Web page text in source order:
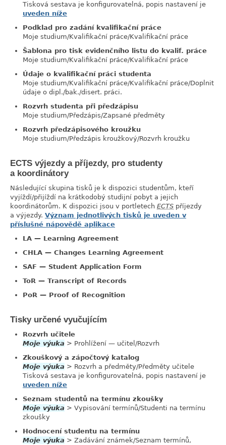
Tisková sestava je konfigurovatelná, popis nastavení je
uveden níže
Podklad pro zadání kvalifikační práce
Moje studium/Kvalifikační práce/Kvalifikační práce
Šablona pro tisk evidenčního listu do kvalif. práce
Moje studium/Kvalifikační práce/Kvalifikační práce
Údaje o kvalifikační práci studenta
Moje studium/Kvalifikační práce/Kvalifikační práce/Doplnit
údaje o dipl./bak./disert. práci.
Rozvrh studenta při předzápisu
Moje studium/Předzápis/Zapsané předměty
Rozvrh předzápisového kroužku
Moje studium/Předzápis kroužkový/Rozvrh kroužku
ECTS výjezdy a příjezdy, pro studenty
a koordinátory
Následující skupina tisků je k dispozici studentům, kteří
vyjíždí/přijíždí na krátkodobý studijní pobyt a jejich
koordinátorům. K dispozici jsou v portletech ECTS příjezdy
a výjezdy. Význam jednotlivých tisků je uveden v
příslušné nápovědě aplikace
LA — Learning Agreement
CHLA — Changes Learning Agreement
SAF — Student Application Form
ToR — Transcript of Records
PoR — Proof of Recognition
Tisky určené vyučujícím
Rozvrh učitele
Moje výuka > Prohlížení — učitel/Rozvrh
Zkouškový a zápočtový katalog
Moje výuka > Rozvrh a předměty/Předměty učitele
Tisková sestava je konfigurovatelná, popis nastavení je
uveden níže
Seznam studentů na termínu zkoušky
Moje výuka > Vypisování termínů/Studenti na termínu
zkoušky
Hodnocení studentu na termínu
Moje výuka > Zadávání známek/Seznam termínů,